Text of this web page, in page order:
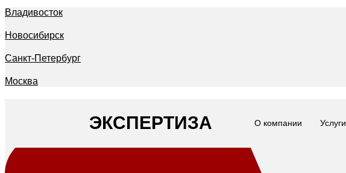
Владивосток
Новосибирск
Санкт-Петербург
Москва
ЭКСПЕРТИЗА О компании Услуги